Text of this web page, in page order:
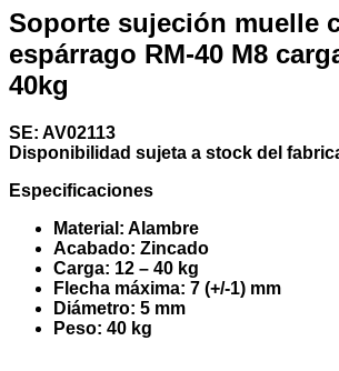
carga
máxima
40kg
cantidad
Soporte sujeción muelle
espárrago RM-40 M8
40kg
SE: AV02113
Disponibilidad sujeta a stock del
Especificaciones
Material: Alambre
Acabado: Zincado
Carga: 12 – 40 kg
Flecha máxima: 7 (+/-1) mm
Diámetro: 5 mm
Peso: 40 kg